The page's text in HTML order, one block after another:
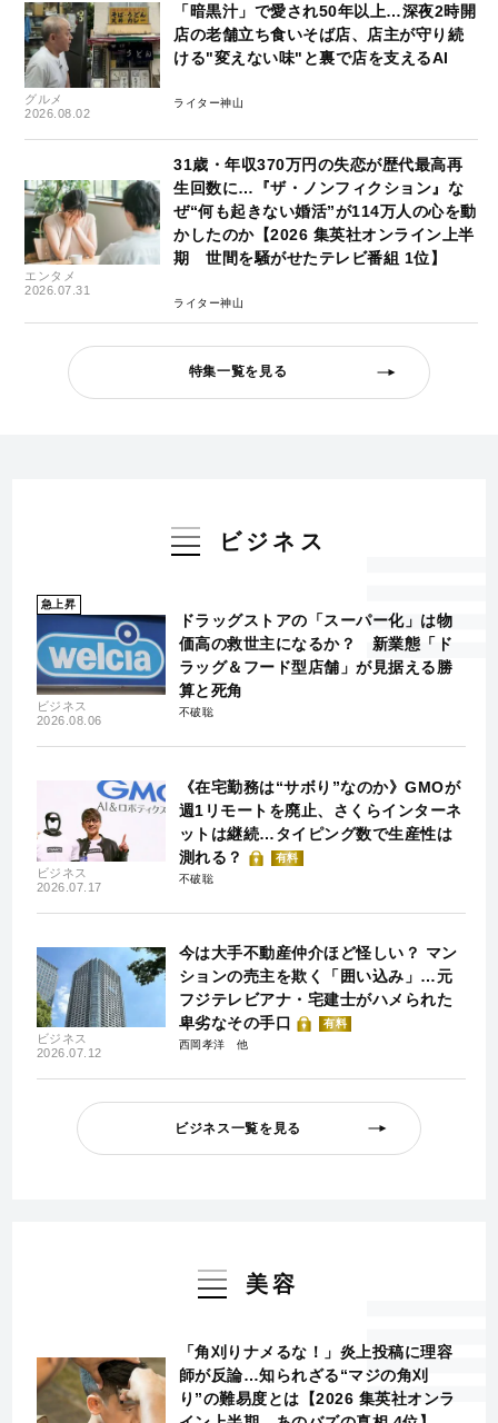
グルメ
2026.08.02
「暗黒汁」で愛され50年以上…深夜2時開
店の老舗立ち食いそば店、店主が守り続
ける"変えない味"と裏で店を支えるAI
ライター神山
エンタメ
2026.07.31
31歳・年収370万円の失恋が歴代最高再
生回数に…『ザ・ノンフィクション』な
ぜ“何も起きない婚活”が114万人の心を動
かしたのか【2026 集英社オンライン上半
期 世間を騒がせたテレビ番組 1位】
ライター神山
特集一覧を見る
ビジネス
急上昇
ビジネス
2026.08.06
ドラッグストアの「スーパー化」は物
価高の救世主になるか？ 新業態「ド
ラッグ＆フード型店舗」が見据える勝
算と死角
不破聡
ビジネス
2026.07.17
《在宅勤務は“サボり”なのか》GMOが
週1リモートを廃止、さくらインターネ
ットは継続…タイピング数で生産性は
測れる？
有料
不破聡
ビジネス
2026.07.12
今は大手不動産仲介ほど怪しい？ マン
ションの売主を欺く「囲い込み」…元
フジテレビアナ・宅建士がハメられた
卑劣なその手口
有料
西岡孝洋
ビジネス一覧を見る
美容
「角刈りナメるな！」炎上投稿に理容
師が反論…知られざる“マジの角刈
り”の難易度とは【2026 集英社オンラ